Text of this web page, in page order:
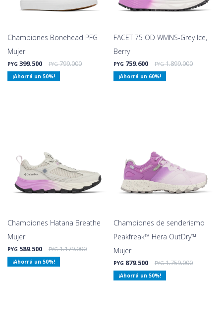
Championes Bonehead PFG
Mujer
PYG 399.500 PYG 799.000
50
FACET 75 OD WMNS-Grey Ice,
Berry
PYG 759.600 PYG 1.899.000
60
Championes Hatana Breathe
Mujer
PYG 589.500 PYG 1.179.000
50
Championes de senderismo
Peakfreak™ Hera OutDry™
Mujer
PYG 879.500 PYG 1.759.000
50